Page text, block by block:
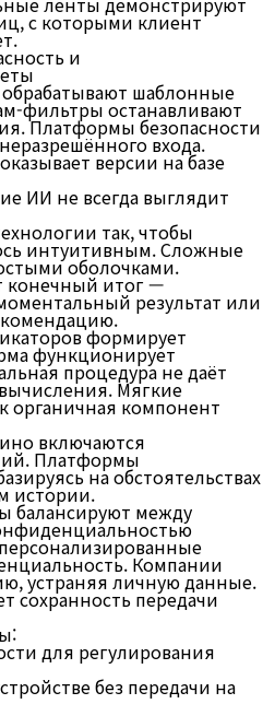
с которыми клиент
и
шаблонные
фильтры останавливают
Платформы безопасности
входа.
версии на базе
ИИ не всегда выглядит
так, чтобы
интуитивным. Сложные
оболочками.
конечный итог —
результат или
формирует
функционирует
процедура не даёт
Мягкие
органичная компонент
включаются
Платформы
на обстоятельствах
истории.
балансируют между
Компании
устраняя личную данные.
сохранность передачи
для регулирования
без передачи на